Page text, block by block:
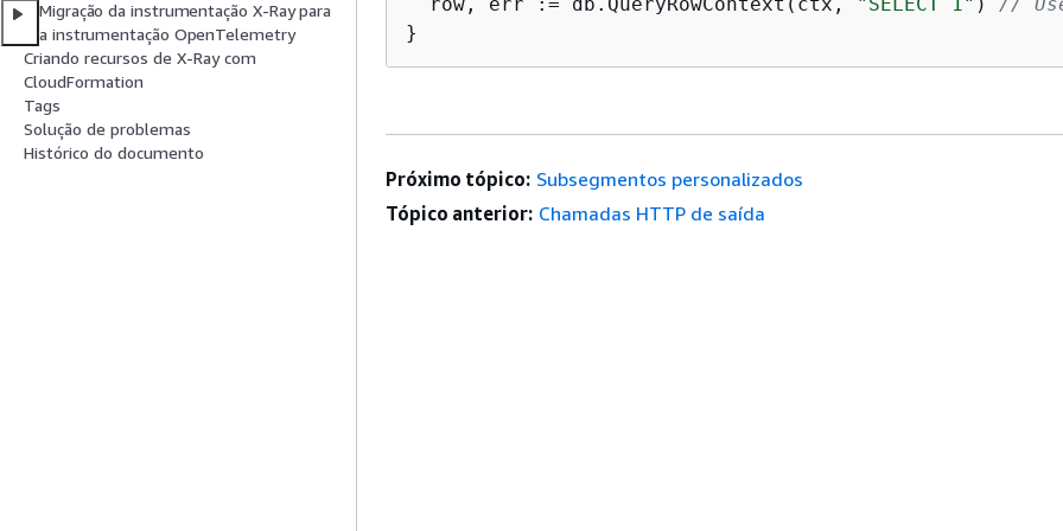
Migração da instrumentação X-Ray para
a instrumentação OpenTelemetry
Criando recursos de X-Ray com
CloudFormation
Tags
Solução de problemas
Histórico do documento
}
Próximo tópico: Subsegmentos personalizados
Tópico anterior: Chamadas HTTP de saída